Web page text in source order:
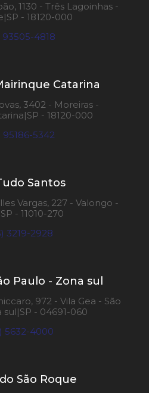
1130 - Três Lagoinhas -
- 18120-000
93505-4818
Catarina
3402 - Moreiras -
- 18120-000
95186-5342
Santos
Vargas, 227 - Valongo -
- 11010-270
3219-2928
Paulo - Zona sul
972 - Vila Gea - São
sul|SP - 04691-060
5632-4000
São Roque